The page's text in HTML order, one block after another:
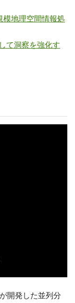
地理空間情報処
て洞察を強化す
開発した並列分